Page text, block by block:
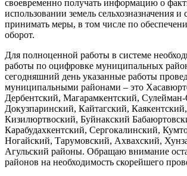
своевременно получать информацию о
использовании земель сельхозназначения и
принимать меры, в том числе по
оборот.
Для полноценной работы в системе
работы по оцифровке муниципальных
сегодняшний день указанные работы
муниципальными районами – это
Дербентский, Магарамкентский, Сулейман-
Докузпаринский, Кайтагский,
Кизилюртвоский, Буйнакский
Карабудахкентский, Сергокалинский,
Ногайский, Тарумовский, Ахвахский,
Агульский районы. Обращаю внимание
районов на необходимость скорейшего